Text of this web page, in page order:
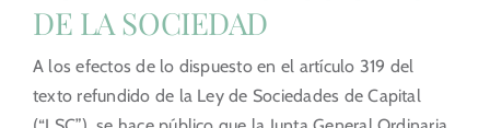
DE LA SOCIEDAD
A los efectos de lo dispuesto en el artículo 319 del
texto refundido de la Ley de Sociedades de Capital